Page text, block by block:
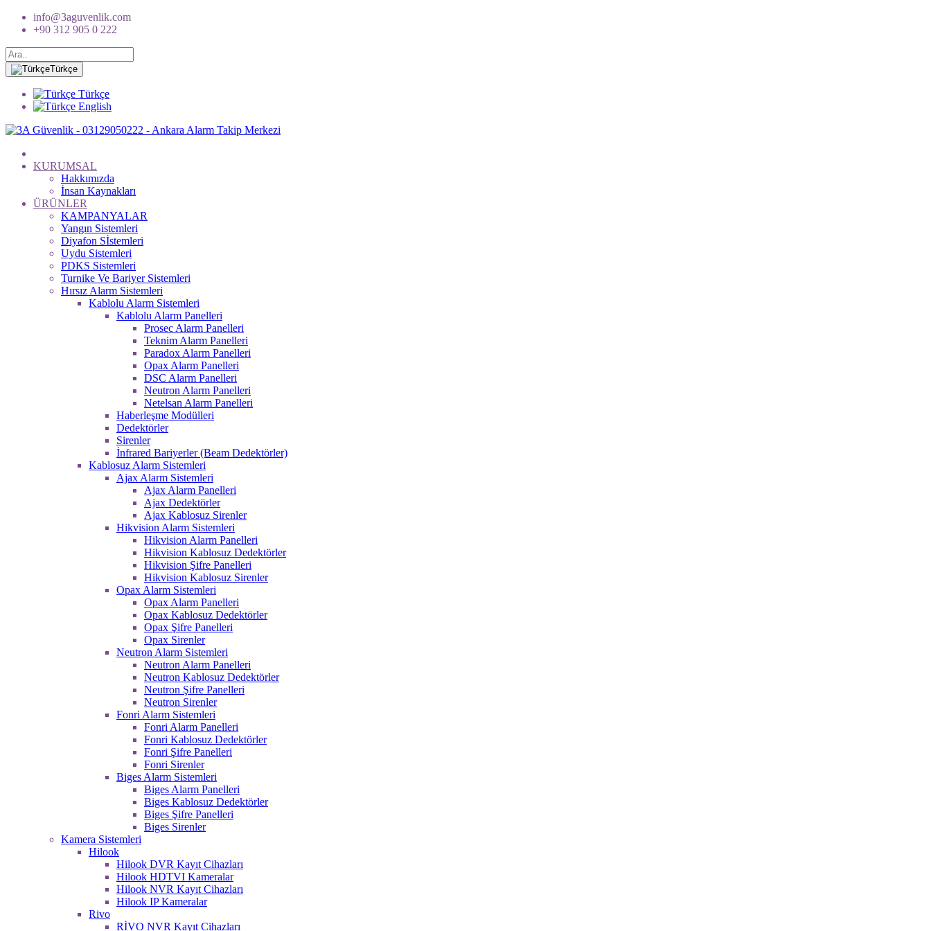
info@3aguvenlik.com
+90 312 905 0 222
Türkçe
Türkçe
English
KURUMSAL
Hakkımızda
İnsan Kaynakları
ÜRÜNLER
KAMPANYALAR
Yangın Sistemleri
Diyafon Sİstemleri
Uydu Sistemleri
PDKS Sistemleri
Turnike Ve Bariyer Sistemleri
Hırsız Alarm Sistemleri
Kablolu Alarm Sistemleri
Kablolu Alarm Panelleri
Prosec Alarm Panelleri
Teknim Alarm Panelleri
Paradox Alarm Panelleri
Opax Alarm Panelleri
DSC Alarm Panelleri
Neutron Alarm Panelleri
Netelsan Alarm Panelleri
Haberleşme Modülleri
Dedektörler
Sirenler
İnfrared Bariyerler (Beam Dedektörler)
Kablosuz Alarm Sistemleri
Ajax Alarm Sistemleri
Ajax Alarm Panelleri
Ajax Dedektörler
Ajax Kablosuz Sirenler
Hikvision Alarm Sistemleri
Hikvision Alarm Panelleri
Hikvision Kablosuz Dedektörler
Hikvision Şifre Panelleri
Hikvision Kablosuz Sirenler
Opax Alarm Sistemleri
Opax Alarm Panelleri
Opax Kablosuz Dedektörler
Opax Şifre Panelleri
Opax Sirenler
Neutron Alarm Sistemleri
Neutron Alarm Panelleri
Neutron Kablosuz Dedektörler
Neutron Şifre Panelleri
Neutron Sirenler
Fonri Alarm Sistemleri
Fonri Alarm Panelleri
Fonri Kablosuz Dedektörler
Fonri Şifre Panelleri
Fonri Sirenler
Biges Alarm Sistemleri
Biges Alarm Panelleri
Biges Kablosuz Dedektörler
Biges Şifre Panelleri
Biges Sirenler
Kamera Sistemleri
Hilook
Hilook DVR Kayıt Cihazları
Hilook HDTVI Kameralar
Hilook NVR Kayıt Cihazları
Hilook IP Kameralar
Rivo
RİVO NVR Kayıt Cihazları